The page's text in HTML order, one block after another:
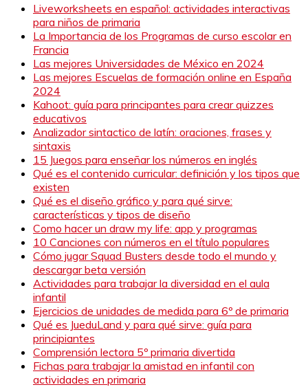
Liveworksheets en español: actividades interactivas
para niños de primaria
La Importancia de los Programas de curso escolar en
Francia
Las mejores Universidades de México en 2024
Las mejores Escuelas de formación online en España
2024
Kahoot: guía para principantes para crear quizzes
educativos
Analizador sintactico de latín: oraciones, frases y
sintaxis
15 Juegos para enseñar los números en inglés
Qué es el contenido curricular: definición y los tipos que
existen
Qué es el diseño gráfico y para qué sirve:
características y tipos de diseño
Como hacer un draw my life: app y programas
10 Canciones con números en el título populares
Cómo jugar Squad Busters desde todo el mundo y
descargar beta versión
Actividades para trabajar la diversidad en el aula
infantil
Ejercicios de unidades de medida para 6º de primaria
Qué es JueduLand y para qué sirve: guía para
principiantes
Comprensión lectora 5º primaria divertida
Fichas para trabajar la amistad en infantil con
actividades en primaria